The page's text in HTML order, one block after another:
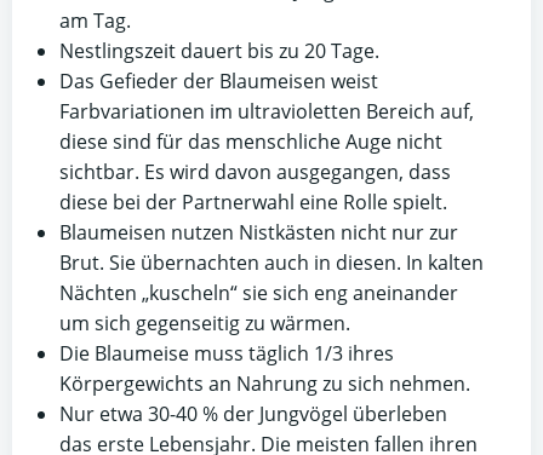
am Tag.
Nestlingszeit dauert bis zu 20 Tage.
Das Gefieder der Blaumeisen weist
Farbvariationen im ultravioletten Bereich auf,
diese sind für das menschliche Auge nicht
sichtbar. Es wird davon ausgegangen, dass
diese bei der Partnerwahl eine Rolle spielt.
Blaumeisen nutzen Nistkästen nicht nur zur
Brut. Sie übernachten auch in diesen. In kalten
Nächten „kuscheln“ sie sich eng aneinander
um sich gegenseitig zu wärmen.
Die Blaumeise muss täglich 1/3 ihres
Körpergewichts an Nahrung zu sich nehmen.
Nur etwa 30-40 % der Jungvögel überleben
das erste Lebensjahr. Die meisten fallen ihren